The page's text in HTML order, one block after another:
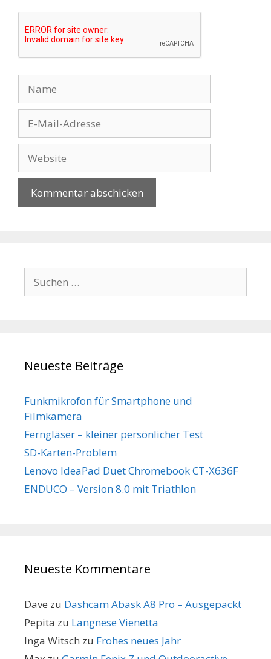
Mail-
Adresse
nach:
Neueste Beiträge
Funkmikrofon für Smartphone und
Filmkamera
Ferngläser – kleiner persönlicher Test
SD-Karten-Problem
Lenovo IdeaPad Duet Chromebook CT-X636F
ENDUCO – Version 8.0 mit Triathlon
Neueste Kommentare
Dave zu Dashcam Abask A8 Pro – Ausgepackt
Pepita zu Langnese Vienetta
Inga Witsch zu Frohes neues Jahr